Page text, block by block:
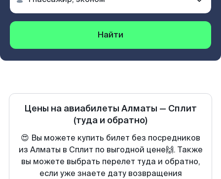
Найти
Цены на авиабилеты Алматы — Сплит
(туда и обратно)
😍 Вы можете купить билет без посредников
из Алматы в Сплит по выгодной цене🙌. Также
вы можете выбрать перелет туда и обратно,
если уже знаете дату возвращения